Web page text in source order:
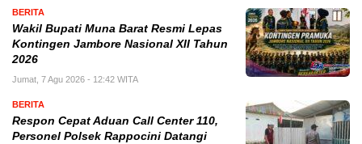
BERITA
Wakil Bupati Muna Barat Resmi Lepas
Kontingen Jambore Nasional XII Tahun
2026
Jumat, 7 Agu 2026 - 12:42 WITA
BERITA
Respon Cepat Aduan Call Center 110,
Personel Polsek Rappocini Datangi